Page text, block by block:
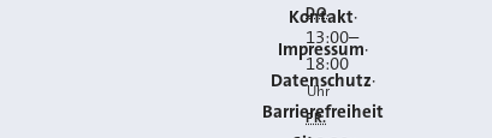
Kontakt
Impressum
Datenschutz
Barrierefreiheit
DO.
13:00–
18:00
Uhr
FR.